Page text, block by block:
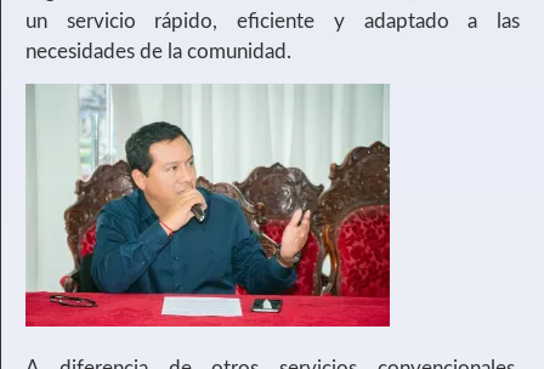
un servicio rápido, eficiente y adaptado a las
necesidades de la comunidad.